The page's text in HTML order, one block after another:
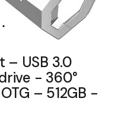
– USB 3.0
- 360°
– 512GB -